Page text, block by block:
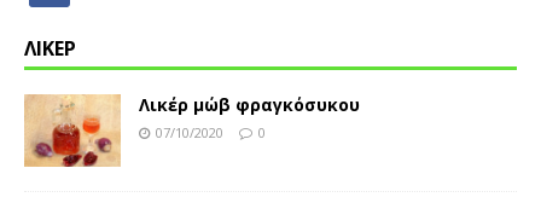
ΛΙΚΕΡ
Λικέρ μώβ φραγκόσυκου
07/10/2020 0